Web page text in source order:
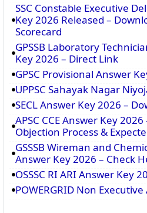
SSC Constable Executive
Key 2026 Released –
Scorecard
GPSSB Laboratory
Key 2026 – Direct Link
GPSC Provisional Answer
UPPSC Sahayak Nagar
SECL Answer Key 2026 –
APSC CCE Answer Key
Objection Process &
GSSSB Wireman and
Answer Key 2026 – Check
OSSSC RI ARI Answer Key
POWERGRID Non